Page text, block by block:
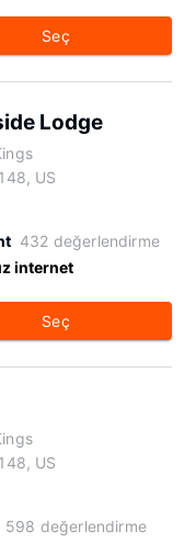
Seç
Lodge
US
432 değerlendirme
internet
Seç
US
598 değerlendirme